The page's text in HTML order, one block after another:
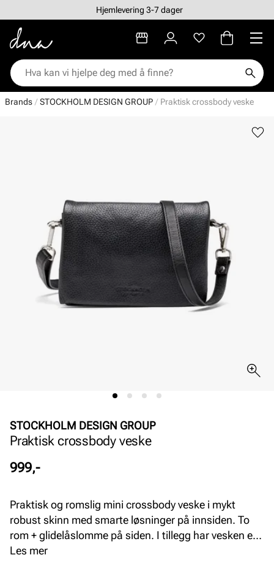
Hjemlevering 3-7 dager
Brands STOCKHOLM DESIGN GROUP Praktisk crossbody veske
STOCKHOLM DESIGN GROUP
Praktisk crossbody veske
Pris
999,-
Praktisk og romslig mini crossbody veske i mykt
robust skinn med smarte løsninger på innsiden. To
rom + glidelåslomme på siden. I tillegg har vesken en
praktisk lomme med magnetlukking på baksiden.
Les mer